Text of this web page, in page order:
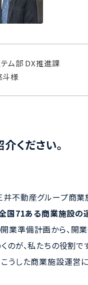
ム部 DX推進課
様
ください。
不動産グループ商業
国71ある商業施設の
準備計画から、開
が、私たちの役割で
うした商業施設運